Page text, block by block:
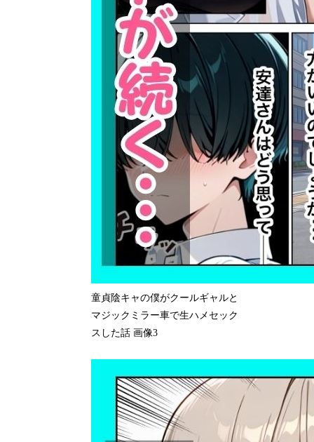
童貞陰キャの僕がクールギャルと
マジックミラー車で生ハメセック
スした話 画像3